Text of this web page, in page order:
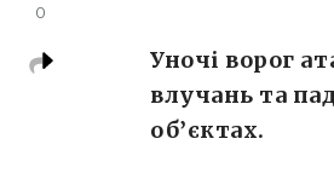
0
Уночі ворог
влучань та
об’єктах.